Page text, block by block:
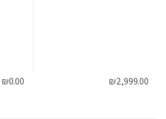
₪2,999.00
₪0.00